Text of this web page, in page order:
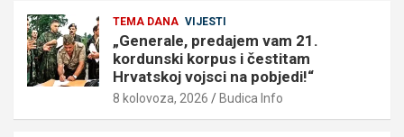
TEMA DANA VIJESTI
„Generale, predajem vam 21.
kordunski korpus i čestitam
Hrvatskoj vojsci na pobjedi!“
8 kolovoza, 2026 Budica Info